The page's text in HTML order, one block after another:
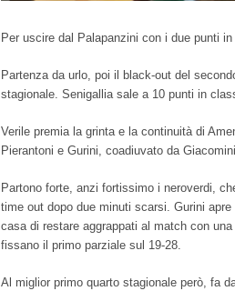
Per uscire dal Palapanzini con i due punti
Partenza da urlo, poi il black-out del
stagionale. Senigallia sale a 10 punti in
Verile premia la grinta e la continuità di
Pierantoni e Gurini, coadiuvato da
Partono forte, anzi fortissimo i neroverdi,
time out dopo due minuti scarsi. Gurini
casa di restare aggrappati al match con
fissano il primo parziale sul 19-28.
Al miglior primo quarto stagionale però, fa